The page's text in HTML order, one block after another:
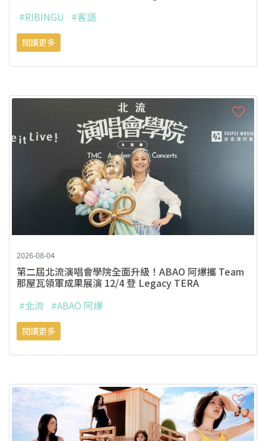
#RIBINGU
#客語
閱讀更多
2026-08-04
第二屆北流演唱會學院全面升級！ABAO 阿爆攜 Team
那屋瓦領軍成果展演 12/4 登 Legacy TERA
#北流 #ABAO 阿爆
閱讀更多